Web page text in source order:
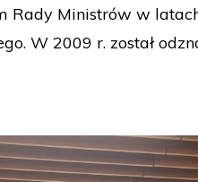
Rady Ministrów w
W 2009 r. został